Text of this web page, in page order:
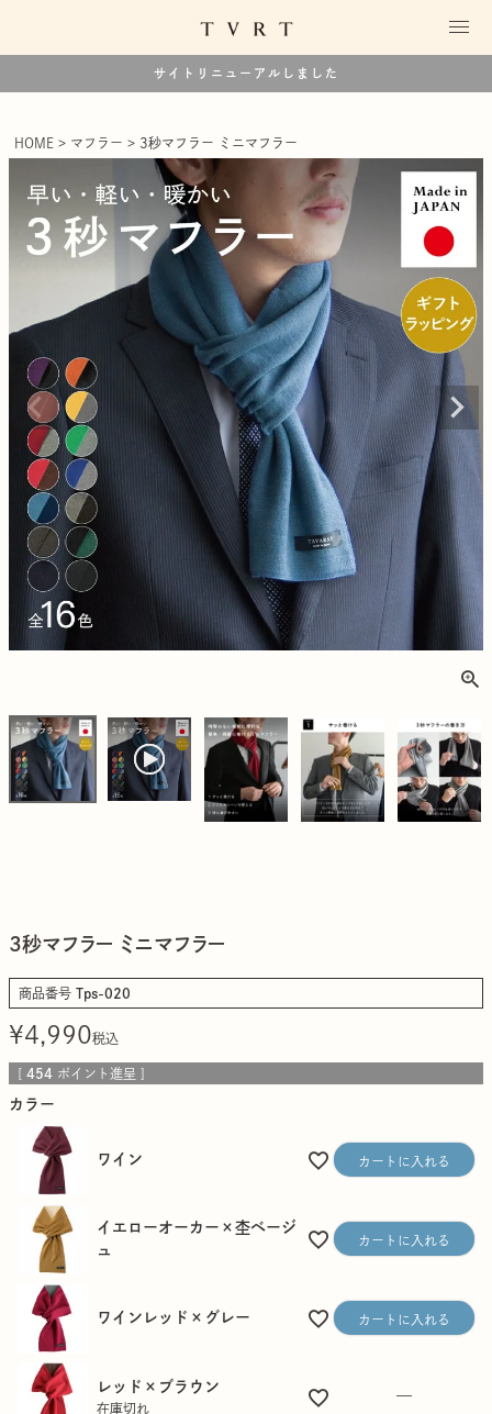
サイトリニューアルしました
HOME マフラー 3秒マフラー ミニマフラー
3秒マフラー ミニマフラー
商品番号 Tps-020
¥4,990税込
[ 454 ポイント進呈 ]
カラー
ワイン カートに入れる
イエローオーカー×杢ベージ
ュ
カートに入れる
ワインレッド×グレー カートに入れる
レッド×ブラウン
在庫切れ
—